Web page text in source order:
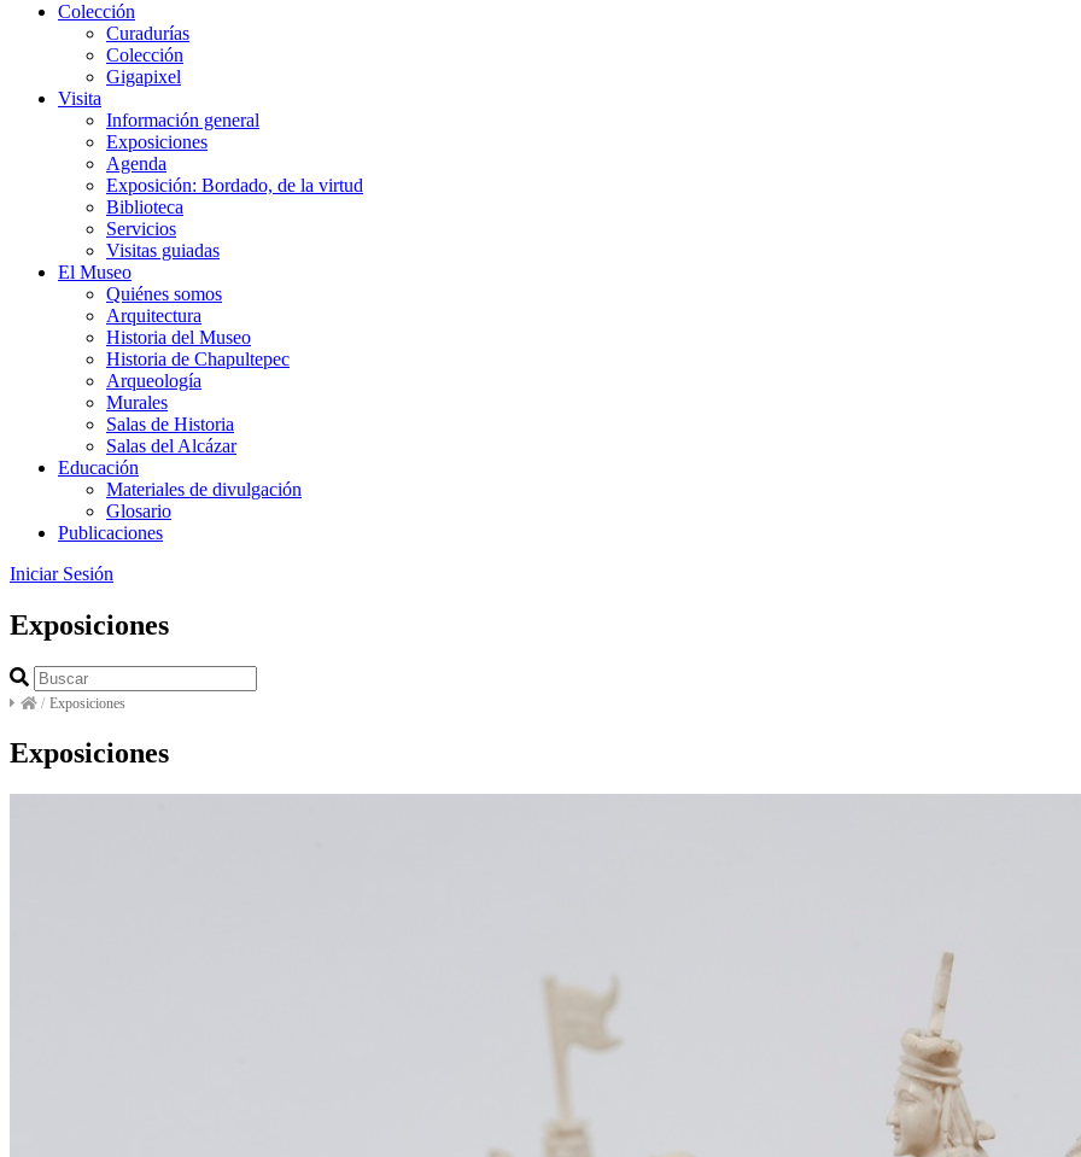
Colección
Curadurías
Colección
Gigapixel
Visita
Información general
Exposiciones
Agenda
Exposición: Bordado, de la virtud
Biblioteca
Servicios
Visitas guiadas
El Museo
Quiénes somos
Arquitectura
Historia del Museo
Historia de Chapultepec
Arqueología
Murales
Salas de Historia
Salas del Alcázar
Educación
Materiales de divulgación
Glosario
Publicaciones
Iniciar Sesión
Exposiciones
/ Exposiciones
Exposiciones